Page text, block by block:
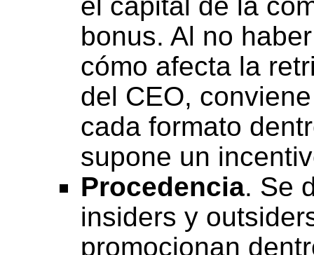
bonus. Al no
cómo afecta la
del CEO,
cada formato
supone un
Procedencia. Se
insiders y
promocionan